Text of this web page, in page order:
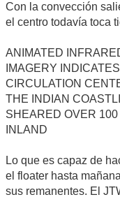
Con la convección
el centro todavía toca
ANIMATED
IMAGERY
CIRCULATION
THE INDIAN
SHEARED OVER 100
INLAND
Lo que es capaz de
el floater hasta
sus remanentes. El